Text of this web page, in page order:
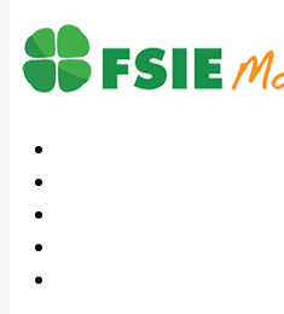
Saltar al contenido principal